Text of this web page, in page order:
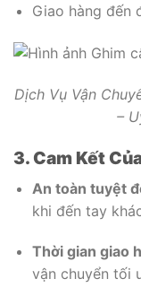
Giao hàng đến
Dịch Vụ Vận
–
3. Cam Kết
An toàn tuyệt
khi đến tay
Thời gian giao
vận chuyển tối